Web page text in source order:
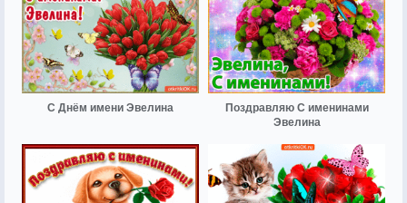
С Днём имени Эвелина
Поздравляю С именинами
Эвелина